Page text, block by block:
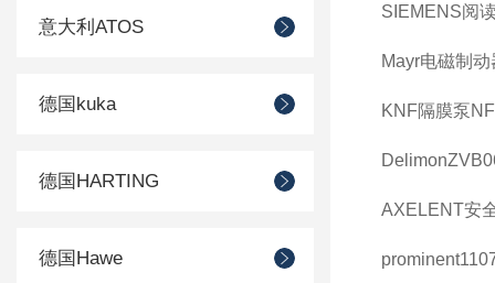
意大利ATOS
德国kuka
德国HARTING
德国Hawe
SIEMENS阅
Mayr电磁制
KNF隔膜泵
AXELENT安